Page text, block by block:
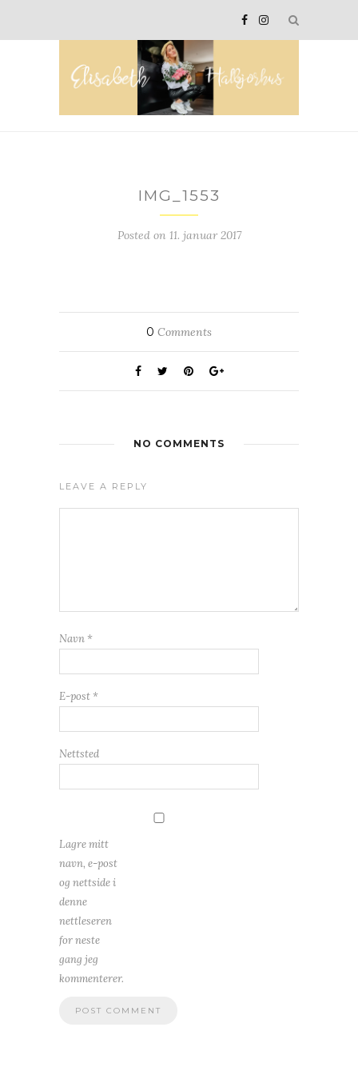
IMG_1553
Posted on 11. januar 2017
0 Comments
NO COMMENTS
LEAVE A REPLY
Navn *
E-post *
Nettsted
Lagre mitt
navn, e-post
og nettside i
denne
nettleseren
for neste
gang jeg
kommenterer.